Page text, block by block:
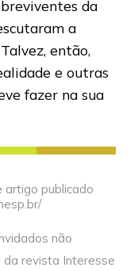
da
a
então,
e outras
fazer na sua
artigo publicado
não
da revista Interesse